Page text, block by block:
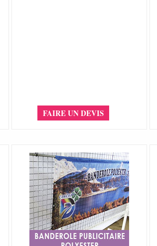
FAIRE UN DEVIS